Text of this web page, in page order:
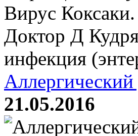
Вирус
Доктор Д
инфекция
21.05.2016